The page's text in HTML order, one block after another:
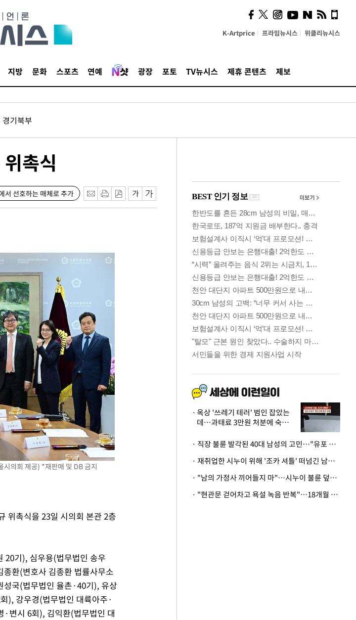
K-Artprice 프라임뉴시스 위클리뉴시스
지방 문화 스포츠 연예 광장 포토 TV뉴시스 제휴 콘텐츠 제보
경기북부
촉식
서 선호하는 매체로 추가
의회 제공) *재판매 및 DB 금지
위촉식을 23일 시의회 본관 2층
20기), 심우용(법무법인 송우
환(변호사 김종환 법률사무소
국(법무법인 율촌·40기), 유상
), 강우경(법무법인 대륙아주·
변시 6회), 김익환(법무법인 대
시, 스마트폰 액세서리에
NFC 더했다
옥상 '쓰레기 테러' 범인 잡았는
데…과태료 3만원 처분에 숙박업
· 직장 불륜 발각된 40대 남성의 고민…"유포 동료 명예훼손·협박죄 고소 가능할까"
· 재취업한 시누이 위해 '조카 셔틀' 떠넘긴 남편…아내 "난 못한다"
· "남의 가정사 끼어들지 마"…시누이 불륜 덮으려는 남편에 억울한 아내
· "현관문 걷어차고 욕설 녹음 반복"…18개월 아기 키우는 집 뒤흔든 '앞집의 비극'